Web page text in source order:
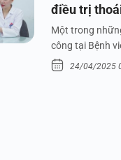
điều trị
Một trong
công tại Bệnh
24/04/2025